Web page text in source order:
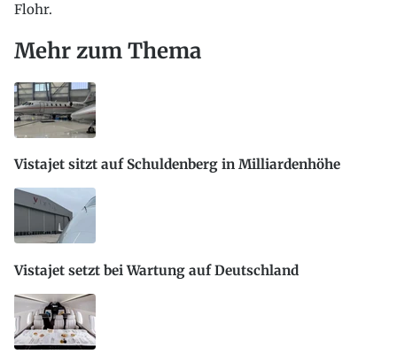
Flohr.
Mehr zum Thema
Vistajet sitzt auf Schuldenberg in Milliardenhöhe
Vistajet setzt bei Wartung auf Deutschland